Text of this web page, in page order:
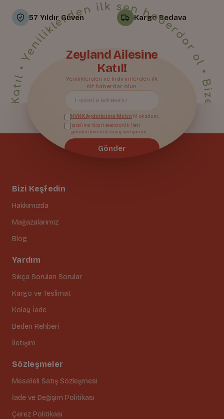
57 Yıldır Güven Kargo Bedava
Bizi Keşfedin
Hakkımızda
Mağazalarımız
Blog
Yardım
Sıkça Sorulan Sorular
Kargo ve Teslimat
Kolay İade
Beden Rehberi
İletişim
Sözleşmeler
Mesafeli Satış Sözleşmesi
İade ve Değişim Politikası
Çerez Politikası
Bize Katıl• Yeniliklerden ilk sen haberdar ol • Bize Katıl • Yeniliklerden ilk sen haberdar ol • Bize Katıl • Yeniliklerden ilk sen haberdar ol • Bize Katıl • Yeniliklerden ilk sen haberdar ol • Bize Katıl • Yeniliklerden ilk sen haberdar ol • Bize Katıl • Yeniliklerden ilk sen haberdar ol • Bize Katıl • Yeniliklerden ilk sen haberdar ol • Bize Katıl • Yeniliklerden ilk sen haberdar ol • Bize Katıl • Yeniliklerden ilk sen haberdar ol • Bize Katıl • Yeniliklerden ilk sen haberdar ol • Bize Katıl • Yeniliklerden ilk sen haberdar ol • Bize Katıl • Yeniliklerden ilk sen haberdar ol • Bize Katıl • Yeniliklerden ilk sen haberdar ol • Bize Katıl • Yeniliklerden ilk sen haberdar ol • Bize Katıl • Yeniliklerden ilk sen haberdar ol •
Zeyland Ailesine
Katıl!
Yeniliklerden ve İndirimlerden ilk
siz haberdar olun.
KVKK Aydınlatma Metni'ni okudum.
Tarafıma ticari elektronik ileti
gönderilmesine onay veriyorum.
Gönder